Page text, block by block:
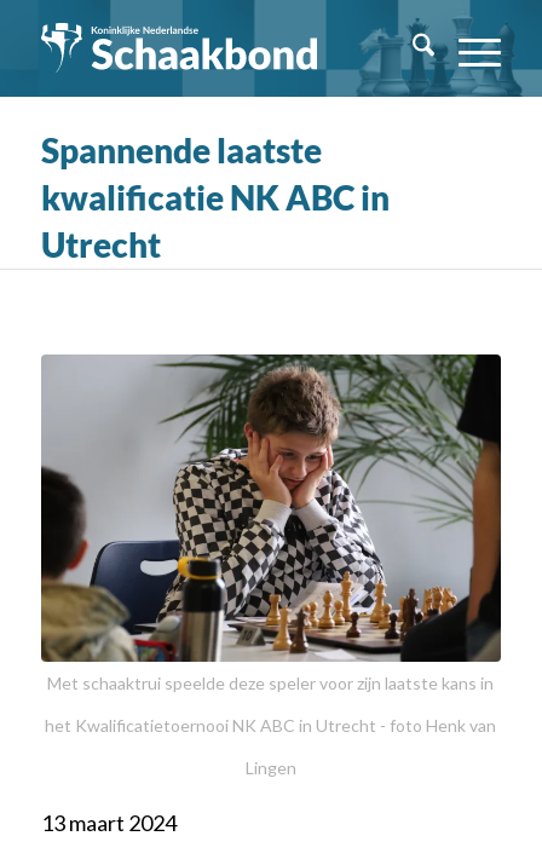
Spannende laatste
kwalificatie NK ABC in
Utrecht
Met schaaktrui speelde deze speler voor zijn laatste kans in
het Kwalificatietoernooi NK ABC in Utrecht - foto Henk van
Lingen
13 maart 2024